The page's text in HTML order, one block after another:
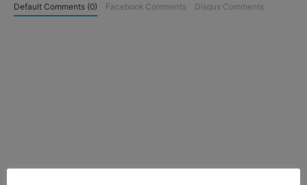
Default Comments (0) Facebook Comments Disqus Comments